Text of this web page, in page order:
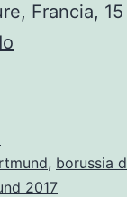
Francia,
dortmund
, borussia
2017